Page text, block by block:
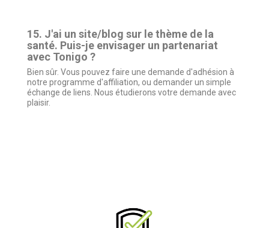
15. J'ai un site/blog sur le thème de la
santé. Puis-je envisager un partenariat
avec Tonigo ?
Bien sûr. Vous pouvez faire une demande d'adhésion à
notre programme d'affiliation, ou demander un simple
échange de liens. Nous étudierons votre demande avec
plaisir.